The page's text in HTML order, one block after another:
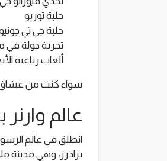
حلبة توربو
حلبة جي تي
تجربة جولة في
ألعاب رباعية
سواء كنت من عشاق
عالم
انطلق في عالم
براذرز، وهي مدينة